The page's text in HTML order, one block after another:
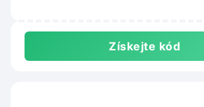
Získejte kód